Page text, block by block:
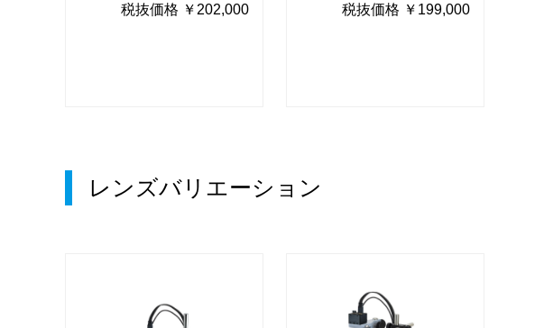
税抜価格 ￥202,000
税抜価格 ￥199,000
レンズバリエーション